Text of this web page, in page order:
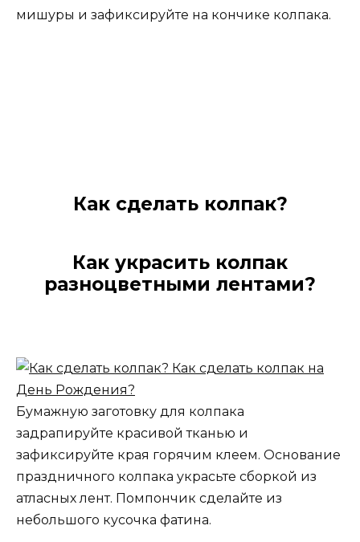
мишуры и зафиксируйте на кончике колпака.
Как сделать колпак?
Как украсить колпак
разноцветными лентами?
Бумажную заготовку для колпака
задрапируйте красивой тканью и
зафиксируйте края горячим клеем. Основание
праздничного колпака украсьте сборкой из
атласных лент. Помпончик сделайте из
небольшого кусочка фатина.